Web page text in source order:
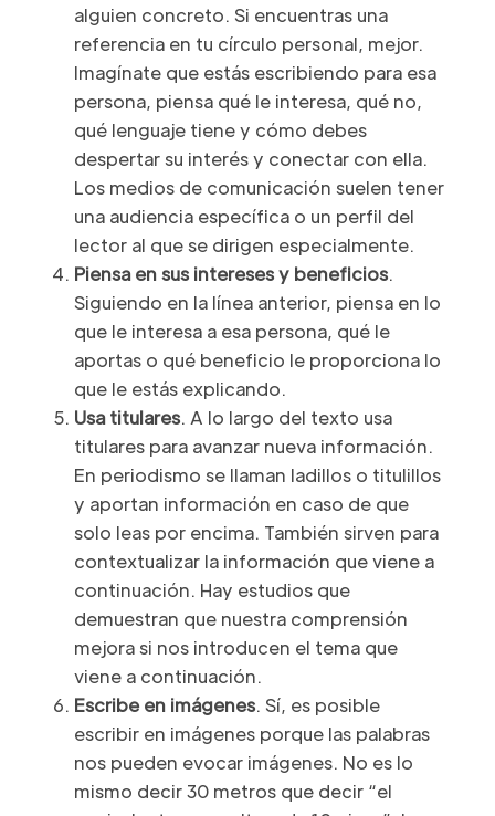
alguien concreto. Si encuentras una
referencia en tu círculo personal, mejor.
Imagínate que estás escribiendo para esa
persona, piensa qué le interesa, qué no,
qué lenguaje tiene y cómo debes
despertar su interés y conectar con ella.
Los medios de comunicación suelen tener
una audiencia específica o un perfil del
lector al que se dirigen especialmente.
Piensa en sus intereses y beneficios.
Siguiendo en la línea anterior, piensa en lo
que le interesa a esa persona, qué le
aportas o qué beneficio le proporciona lo
que le estás explicando.
Usa titulares. A lo largo del texto usa
titulares para avanzar nueva información.
En periodismo se llaman ladillos o titulillos
y aportan información en caso de que
solo leas por encima. También sirven para
contextualizar la información que viene a
continuación. Hay estudios que
demuestran que nuestra comprensión
mejora si nos introducen el tema que
viene a continuación.
Escribe en imágenes. Sí, es posible
escribir en imágenes porque las palabras
nos pueden evocar imágenes. No es lo
mismo decir 30 metros que decir “el